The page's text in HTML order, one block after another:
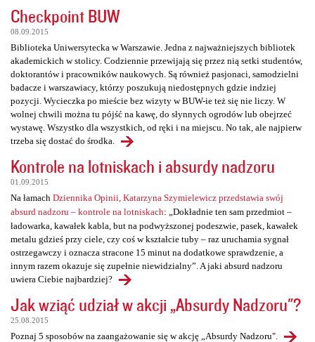
Checkpoint BUW
08.09.2015
Biblioteka Uniwersytecka w Warszawie. Jedna z najważniejszych bibliotek
akademickich w stolicy. Codziennie przewijają się przez nią setki studentów,
doktorantów i pracowników naukowych. Są również pasjonaci, samodzielni
badacze i warszawiacy, którzy poszukują niedostępnych gdzie indziej
pozycji. Wycieczka po mieście bez wizyty w BUW-ie też się nie liczy. W
wolnej chwili można tu pójść na kawę, do słynnych ogrodów lub obejrzeć
wystawę. Wszystko dla wszystkich, od ręki i na miejscu. No tak, ale najpierw
trzeba się dostać do środka.
Kontrole na lotniskach i absurdy nadzoru
01.09.2015
Na łamach Dziennika Opinii, Katarzyna Szymielewicz przedstawia swój
absurd nadzoru – kontrole na lotniskach: „Dokładnie ten sam przedmiot –
ładowarka, kawałek kabla, but na podwyższonej podeszwie, pasek, kawałek
metalu gdzieś przy ciele, czy coś w kształcie tuby – raz uruchamia sygnał
ostrzegawczy i oznacza stracone 15 minut na dodatkowe sprawdzenie, a
innym razem okazuje się zupełnie niewidzialny”. A jaki absurd nadzoru
uwiera Ciebie najbardziej?
Jak wziąć udział w akcji „Absurdy Nadzoru"?
25.08.2015
Poznaj 5 sposobów na zaangażowanie się w akcję „Absurdy Nadzoru".